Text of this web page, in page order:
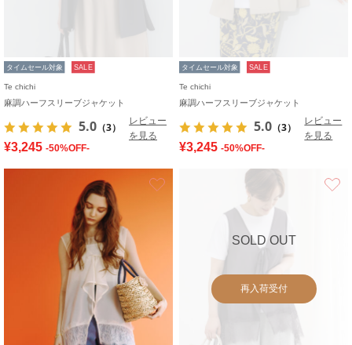
タイムセール対象 SALE
Te chichi
麻調ハーフスリーブジャケット
5.0 （3）
レビュー
を見る
¥3,245 -50%OFF-
タイムセール対象 SALE
Te chichi
麻調ハーフスリーブジャケット
5.0 （3）
レビュー
を見る
¥3,245 -50%OFF-
SOLD OUT
再入荷受付